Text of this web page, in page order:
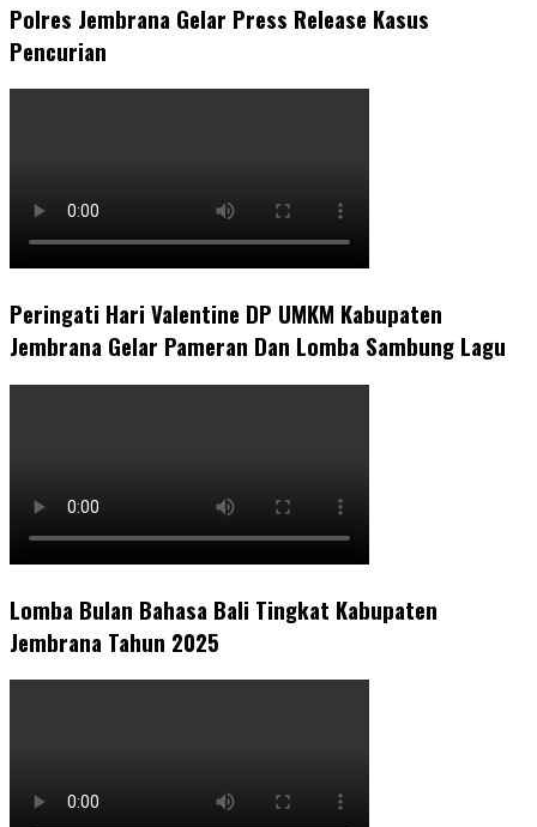
Polres Jembrana Gelar Press Release Kasus
Pencurian
Peringati Hari Valentine DP UMKM Kabupaten
Jembrana Gelar Pameran Dan Lomba Sambung Lagu
Lomba Bulan Bahasa Bali Tingkat Kabupaten
Jembrana Tahun 2025